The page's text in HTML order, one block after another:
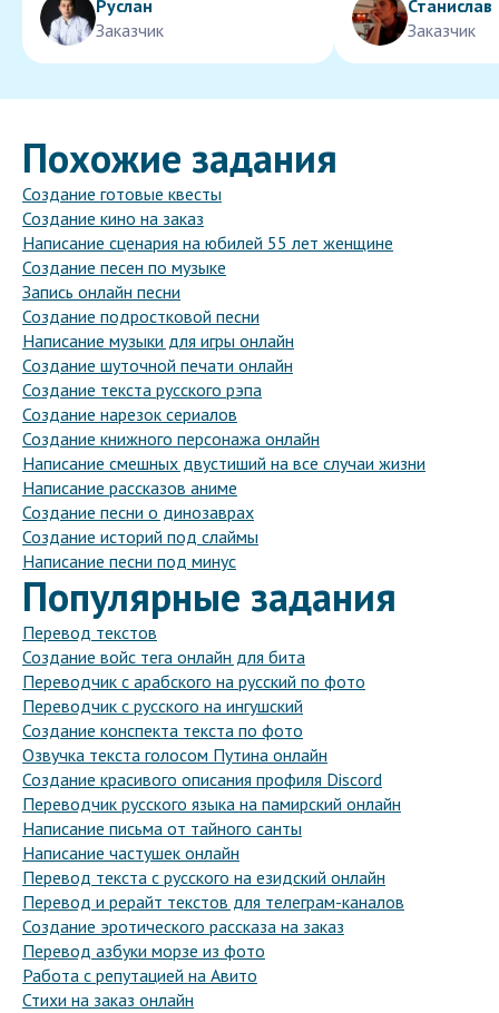
Руслан
Заказчик
Станислав
Заказчик
Похожие задания
Создание готовые квесты
Создание кино на заказ
Написание сценария на юбилей 55 лет женщине
Создание песен по музыке
Запись онлайн песни
Создание подростковой песни
Написание музыки для игры онлайн
Создание шуточной печати онлайн
Создание текста русского рэпа
Создание нарезок сериалов
Создание книжного персонажа онлайн
Написание смешных двустиший на все случаи жизни
Написание рассказов аниме
Создание песни о динозаврах
Создание историй под слаймы
Написание песни под минус
Популярные задания
Перевод текстов
Создание войс тега онлайн для бита
Переводчик с арабского на русский по фото
Переводчик с русского на ингушский
Создание конспекта текста по фото
Озвучка текста голосом Путина онлайн
Создание красивого описания профиля Discord
Переводчик русского языка на памирский онлайн
Написание письма от тайного санты
Написание частушек онлайн
Перевод текста с русского на езидский онлайн
Перевод и рерайт текстов для телеграм-каналов
Создание эротического рассказа на заказ
Перевод азбуки морзе из фото
Работа с репутацией на Авито
Стихи на заказ онлайн